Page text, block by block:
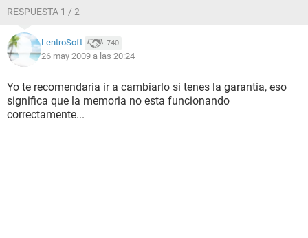
RESPUESTA 1 / 2
LentroSoft 740
26 may 2009 a las 20:24
Yo te recomendaria ir a cambiarlo si tenes la garantia, eso
significa que la memoria no esta funcionando
correctamente...